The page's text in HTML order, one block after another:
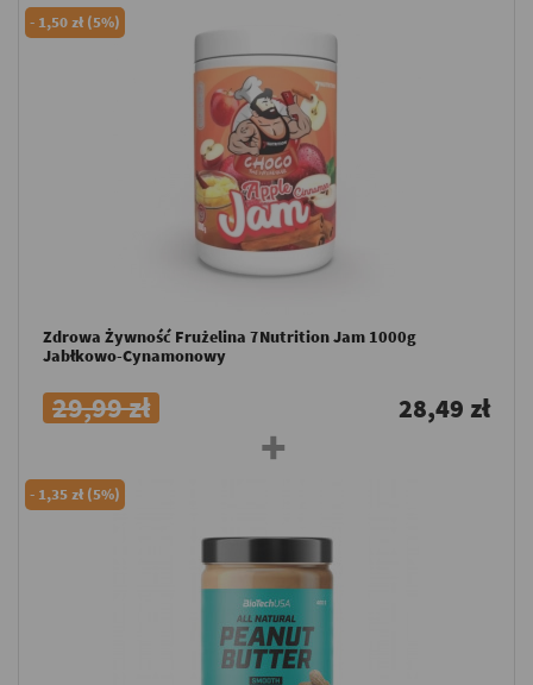
- 1,50 zł (5%)
Zdrowa Żywność Frużelina 7Nutrition Jam 1000g
Jabłkowo-Cynamonowy
29,99 zł 28,49 zł
- 1,35 zł (5%)